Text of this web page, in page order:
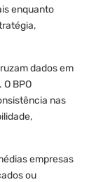
enquanto
dados em
BPO
nas
empresas
ou